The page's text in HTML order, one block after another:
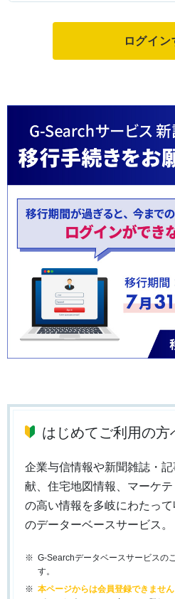
はじめてご利用の方
企業与信情報や新聞雑誌・
献、住宅地図情報、マーケ
の高い情報を多岐にわたっ
のデーターベースサービス。
G-Searchデータベースサービスの
す。
本ページからは会員登録できません